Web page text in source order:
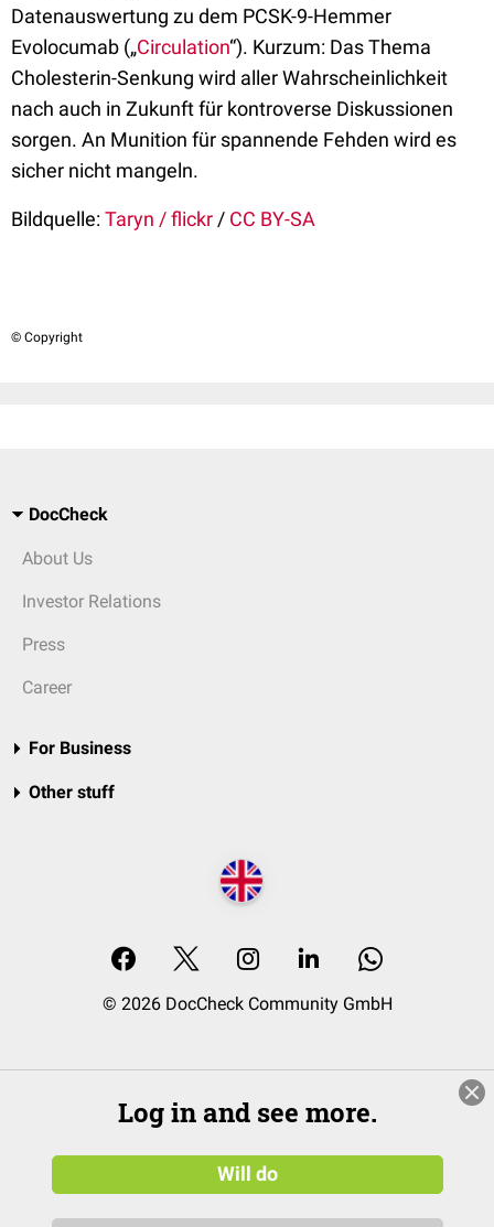
Datenauswertung zu dem PCSK-9-Hemmer
Evolocumab („Circulation“). Kurzum: Das Thema
Cholesterin-Senkung wird aller Wahrscheinlichkeit
nach auch in Zukunft für kontroverse Diskussionen
sorgen. An Munition für spannende Fehden wird es
sicher nicht mangeln.
Bildquelle:Taryn / flickr / CC BY-SA
© Copyright
DocCheck
About Us
Investor Relations
Press
Career
For Business
Other stuff
© 2026 DocCheck Community GmbH
Log in and see more.
Will do